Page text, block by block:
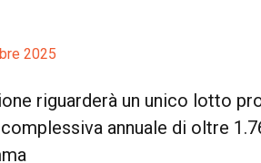
2025
riguarderà un unico lotto
annuale di oltre